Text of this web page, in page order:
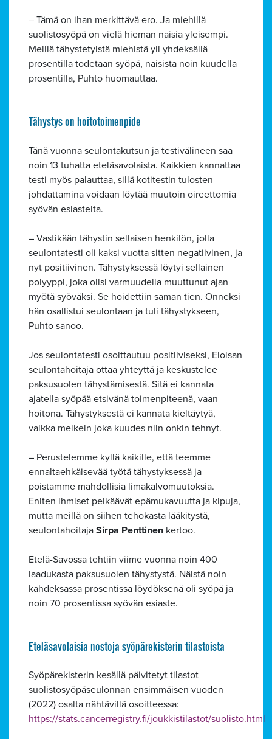
– Tämä on ihan merkittävä ero. Ja miehillä
suolistosyöpä on vielä hieman naisia yleisempi.
Meillä tähystetyistä miehistä yli yhdeksällä
prosentilla todetaan syöpä, naisista noin kuudella
prosentilla, Puhto huomauttaa.
Tähystys on hoitotoimenpide
Tänä vuonna seulontakutsun ja testivälineen saa
noin 13 tuhatta eteläsavolaista. Kaikkien kannattaa
testi myös palauttaa, sillä kotitestin tulosten
johdattamina voidaan löytää muutoin oireettomia
syövän esiasteita.
– Vastikään tähystin sellaisen henkilön, jolla
seulontatesti oli kaksi vuotta sitten negatiivinen, ja
nyt positiivinen. Tähystyksessä löytyi sellainen
polyyppi, joka olisi varmuudella muuttunut ajan
myötä syöväksi. Se hoidettiin saman tien. Onneksi
hän osallistui seulontaan ja tuli tähystykseen,
Puhto sanoo.
Jos seulontatesti osoittautuu positiiviseksi, Eloisan
seulontahoitaja ottaa yhteyttä ja keskustelee
paksusuolen tähystämisestä. Sitä ei kannata
ajatella syöpää etsivänä toimenpiteenä, vaan
hoitona. Tähystyksestä ei kannata kieltäytyä,
vaikka melkein joka kuudes niin onkin tehnyt.
– Perustelemme kyllä kaikille, että teemme
ennaltaehkäisevää työtä tähystyksessä ja
poistamme mahdollisia limakalvomuutoksia.
Eniten ihmiset pelkäävät epämukavuutta ja kipuja,
mutta meillä on siihen tehokasta lääkitystä,
seulontahoitajaSirpa Penttinen kertoo.
Etelä-Savossa tehtiin viime vuonna noin 400
laadukasta paksusuolen tähystystä. Näistä noin
kahdeksassa prosentissa löydöksenä oli syöpä ja
noin 70 prosentissa syövän esiaste.
Eteläsavolaisia nostoja syöpärekisterin tilastoista
Syöpärekisterin kesällä päivitetyt tilastot
suolistosyöpäseulonnan ensimmäisen vuoden
(2022) osalta nähtävillä osoitteessa:
https://stats.cancerregistry.fi/joukkistilastot/suolisto.html